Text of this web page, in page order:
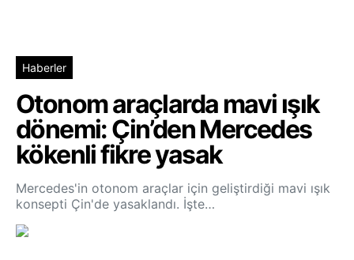
Haberler
Otonom araçlarda mavi ışık
dönemi: Çin’den Mercedes
kökenli fikre yasak
Mercedes'in otonom araçlar için geliştirdiği mavi ışık
konsepti Çin'de yasaklandı. İşte…